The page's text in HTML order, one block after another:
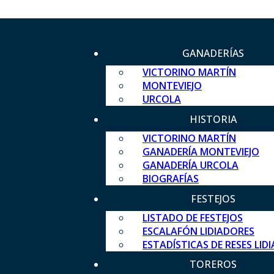
GANADERÍAS
VICTORINO MARTÍN
MONTEVIEJO
URCOLA
HISTORIA
VICTORINO MARTÍN
GANADERÍA MONTEVIEJO
GANADERÍA URCOLA
BIOGRAFÍAS
FESTEJOS
LISTADO DE FESTEJOS
ESCALAFÓN LIDIADORES
ESTADÍSTICAS DE RESES
TOREROS